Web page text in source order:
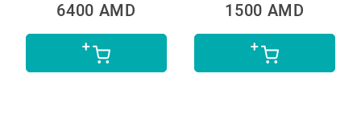
6400 AMD 1500 AMD